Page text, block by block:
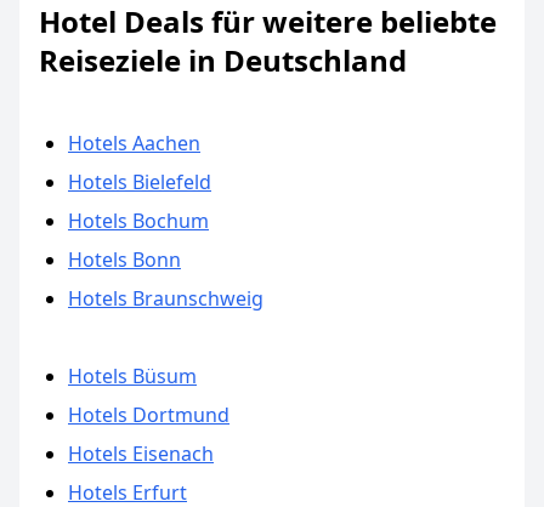
Hotel Deals für weitere beliebte
Reiseziele in Deutschland
Hotels Aachen
Hotels Bielefeld
Hotels Bochum
Hotels Bonn
Hotels Braunschweig
Hotels Büsum
Hotels Dortmund
Hotels Eisenach
Hotels Erfurt